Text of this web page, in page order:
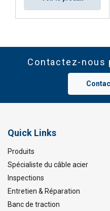
Contactez-nous
Quick Links
Produits
Spécialiste du câble acier
Inspections
Entretien & Réparation
Banc de traction